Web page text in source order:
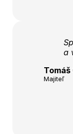
a
Majiteľ